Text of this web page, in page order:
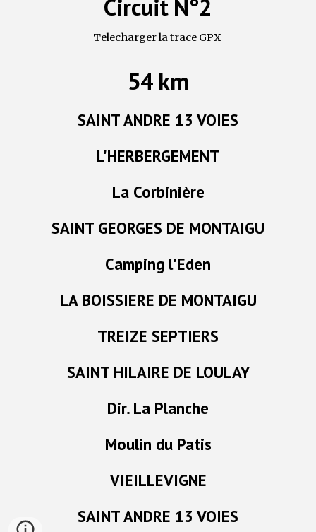
Circuit N°2
Telecharger la trace GPX
54km
SAINT ANDRE 13 VOIES
L'HERBERGEMENT
La Corbinière
SAINT GEORGES DE MONTAIGU
Camping l'Eden
LA BOISSIERE DE MONTAIGU
TREIZE SEPTIERS
SAINT HILAIRE DE LOULAY
Dir. La Planche
Moulin du Patis
VIEILLEVIGNE
SAINT ANDRE 13 VOIES